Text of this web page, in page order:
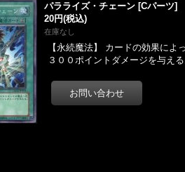
パラライズ・チェーン [Cパーツ]
20円(税込)
在庫なし
【永続魔法】 カードの効果に
３００ポイントダメージを与え